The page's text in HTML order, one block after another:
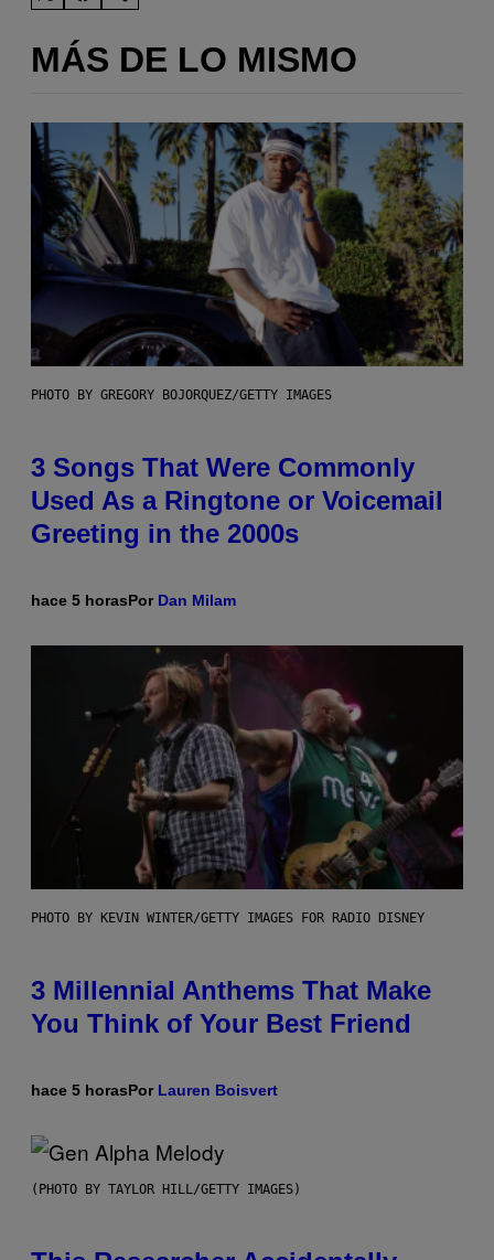
MÁS DE LO MISMO
PHOTO BY GREGORY BOJORQUEZ/GETTY IMAGES
3 Songs That Were Commonly
Used As a Ringtone or Voicemail
Greeting in the 2000s
hace 5 horasPor Dan Milam
PHOTO BY KEVIN WINTER/GETTY IMAGES FOR RADIO DISNEY
3 Millennial Anthems That Make
You Think of Your Best Friend
hace 5 horasPor Lauren Boisvert
(PHOTO BY TAYLOR HILL/GETTY IMAGES)